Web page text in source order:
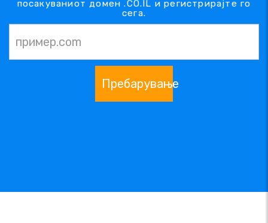
посакуваниот домен .CO.IL и регистрирајте го
сега.
Пребарување